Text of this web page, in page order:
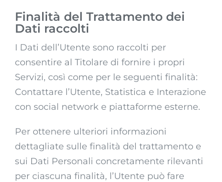
Finalità del Trattamento dei
Dati raccolti
I Dati dell’Utente sono raccolti per
consentire al Titolare di fornire i propri
Servizi, così come per le seguenti finalità:
Contattare l’Utente, Statistica e Interazione
con social network e piattaforme esterne.
Per ottenere ulteriori informazioni
dettagliate sulle finalità del trattamento e
sui Dati Personali concretamente rilevanti
per ciascuna finalità, l’Utente può fare